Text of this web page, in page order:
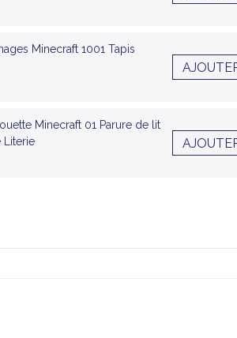
Minecraft 1001 Tapis
Minecraft 01 Parure de lit
Literie